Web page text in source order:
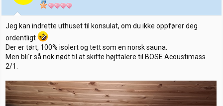
r
:
Jeg kan indrette uthuset til konsulat, om du ikke oppfører deg
ordentligt
Der er tørt, 100% isolert og tett som en norsk sauna.
Men bli´r så nok nødt til at skifte højttalere til BOSE Acoustimass
2/1.